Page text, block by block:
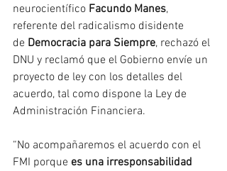
neurocientífico Facundo Manes,
referente del radicalismo disidente
de Democracia para Siempre, rechazó el
DNU y reclamó que el Gobierno envíe un
proyecto de ley con los detalles del
acuerdo, tal como dispone la Ley de
Administración Financiera.
“No acompañaremos el acuerdo con el
FMI porque es una irresponsabilidad